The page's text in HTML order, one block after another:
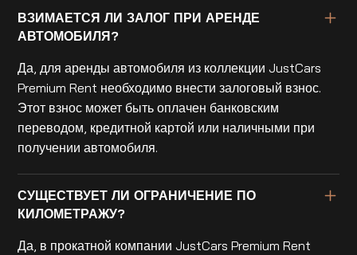
ВЗИМАЕТСЯ ЛИ ЗАЛОГ ПРИ АРЕНДЕ
АВТОМОБИЛЯ?
Да, для аренды автомобиля из коллекции JustCars
Premium Rent необходимо внести залоговый взнос.
Этот взнос может быть оплачен банковским
переводом, кредитной картой или наличными при
получении автомобиля.
СУЩЕСТВУЕТ ЛИ ОГРАНИЧЕНИЕ ПО
КИЛОМЕТРАЖУ?
Да, в прокатной компании JustCars Premium Rent